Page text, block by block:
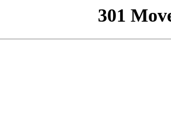
301